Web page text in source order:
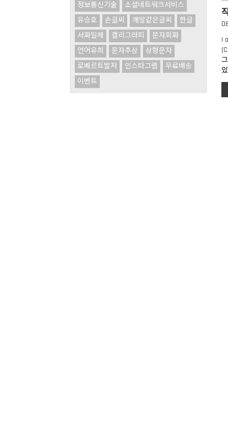
정보통신기술
소셜네트워크서비스
유승호
손글씨 깨알같은글씨
한글
서화일체
캘리그라피
문자회화
언어유희
문자추상
상형문자
로베르트발저
인스타그램
무료배송
이벤트
I